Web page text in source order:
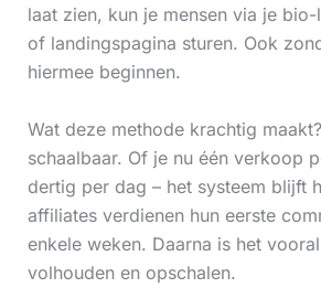
laat zien, kun je mensen via je
of landingspagina sturen. Ook
hiermee beginnen.
Wat deze methode krachtig
schaalbaar. Of je nu één verkoop
dertig per dag – het systeem blijft
affiliates verdienen hun eerste
enkele weken. Daarna is het
volhouden en opschalen.